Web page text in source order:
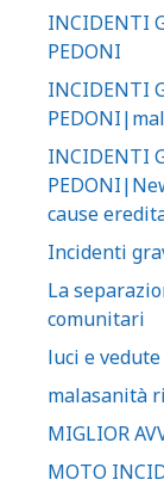
INCIDENTI
PEDONI
INCIDENTI
INCIDENTI
cause
Incidenti
La
comunitari
luci e
malasanità
MIGLIOR
MOTO